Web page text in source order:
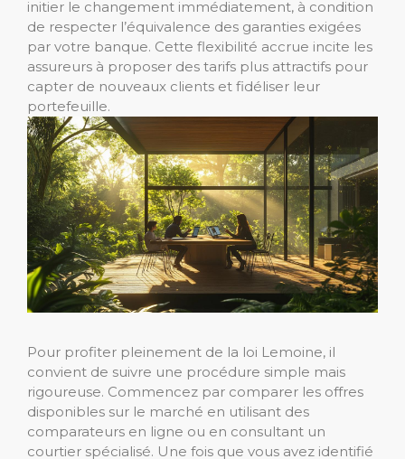
initier le changement immédiatement, à condition
de respecter l’équivalence des garanties exigées
par votre banque. Cette flexibilité accrue incite les
assureurs à proposer des tarifs plus attractifs pour
capter de nouveaux clients et fidéliser leur
portefeuille.
Pour profiter pleinement de la loi Lemoine, il
convient de suivre une procédure simple mais
rigoureuse. Commencez par comparer les offres
disponibles sur le marché en utilisant des
comparateurs en ligne ou en consultant un
courtier spécialisé. Une fois que vous avez identifié